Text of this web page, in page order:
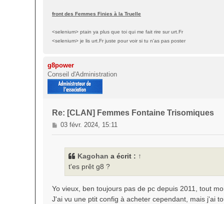
front des Femmes Finies à la Truelle
<selenium> ptain ya plus que toi qui me fait rire sur urt.Fr
<selenium> je lis urt.Fr juste pour voir si tu n'as pas poster
g8power
Conseil d'Administration
Re: [CLAN] Femmes Fontaine Trisomiques
M
e
03 févr. 2024, 15:11
Kagohan a écrit : ↑
t'es prêt g8 ?
Yo vieux, ben toujours pas de pc depuis 2011, tout
J'ai vu une ptit config à acheter cependant, mais j'ai